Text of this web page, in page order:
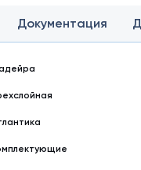
Документация